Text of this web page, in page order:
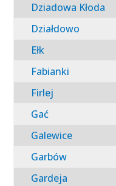
Dziadowa Kłoda
Działdowo
Ełk
Fabianki
Firlej
Gać
Galewice
Garbów
Gardeja